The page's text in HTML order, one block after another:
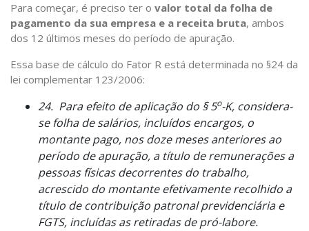
Para começar, é preciso ter o valor total da folha de
pagamento da sua empresa e a receita bruta, ambos
dos 12 últimos meses do período de apuração.
Essa base de cálculo do Fator R está determinada no §24 da
lei complementar 123/2006:
24. Para efeito de aplicação do § 5o-K, considera-
se folha de salários, incluídos encargos, o
montante pago, nos doze meses anteriores ao
período de apuração, a título de remunerações a
pessoas físicas decorrentes do trabalho,
acrescido do montante efetivamente recolhido a
título de contribuição patronal previdenciária e
FGTS, incluídas as retiradas de pró-labore.